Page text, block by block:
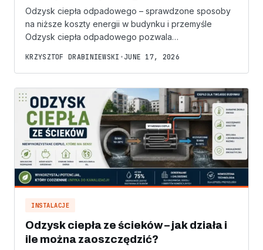
Odzysk ciepła odpadowego – sprawdzone sposoby
na niższe koszty energii w budynku i przemyśle
Odzysk ciepła odpadowego pozwala…
KRZYSZTOF DRABINIEWSKI • JUNE 17, 2026
INSTALACJE
Odzysk ciepła ze ścieków – jak działa i
ile można zaoszczędzić?